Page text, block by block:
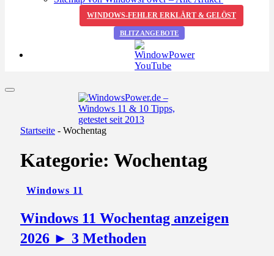
WINDOWS-FEHLER ERKLÄRT & GELÖST
BLITZANGEBOTE
Startseite - Wochentag
Kategorie: Wochentag
Windows 11
Windows 11 Wochentag anzeigen
2026 ► 3 Methoden